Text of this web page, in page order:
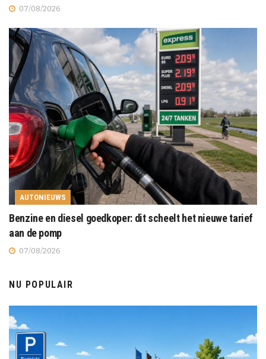
07/08/2026
AUTONIEUWS
Benzine en diesel goedkoper: dit scheelt het nieuwe tarief
aan de pomp
07/08/2026
NU POPULAIR